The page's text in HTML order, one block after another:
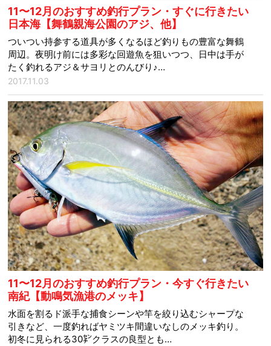
11〜12月のおすすめ釣行プラン・すぐに行きたい
日本海【舞鶴親海公園のアジ、他】
ついつい持参する道具が多くなるほど釣りもの豊富な舞鶴
周辺。夜明け前には多彩な回遊魚を狙いつつ、日中は手が
たく釣れるアジ＆サヨリとのんびり♪…
2017.11.03
11〜12月のおすすめ釣行プラン・今すぐ行きたい
南紀【動鳴気漁港のメッキ】
水面を割るド派手な捕食シーンや竿を絞り込むシャープな
引きなど、一度釣ればヤミツキ間違いなしのメッキ釣り。
初冬に見られる30㌢クラスの良型とも…